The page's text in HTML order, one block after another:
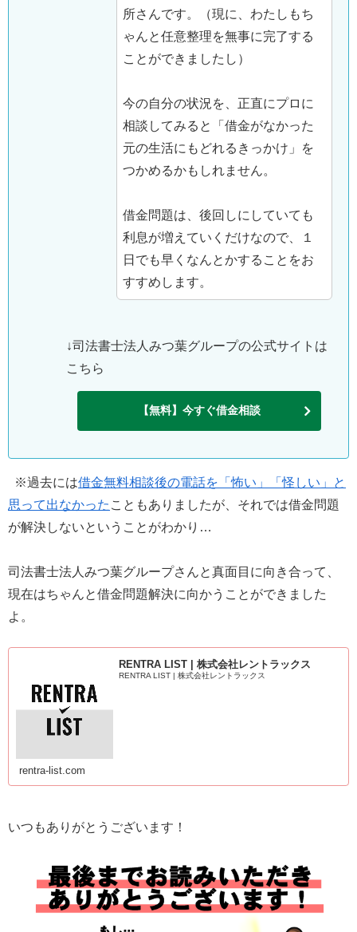
所さんです。（現に、わたしもち
ゃんと任意整理を無事に完了する
ことができましたし）
今の自分の状況を、正直にプロに
相談してみると「借金がなかった
元の生活にもどれるきっかけ」を
つかめるかもしれません。
借金問題は、後回しにしていても
利息が増えていくだけなので、１
日でも早くなんとかすることをお
すすめします。
↓司法書士法人みつ葉グループの公式サイトは
こちら
【無料】今すぐ借金相談
※過去には借金無料相談後の電話を「怖い」「怪しい」と
思って出なかった こともありましたが、それでは借金問題
が解決しないということがわかり…
司法書士法人みつ葉グループさんと真面目に向き合って、
現在はちゃんと借金問題解決に向かうことができました
よ。
RENTRA LIST | 株式会社レントラックス
RENTRA LIST | 株式会社レントラックス
rentra-list.com
いつもありがとうございます！